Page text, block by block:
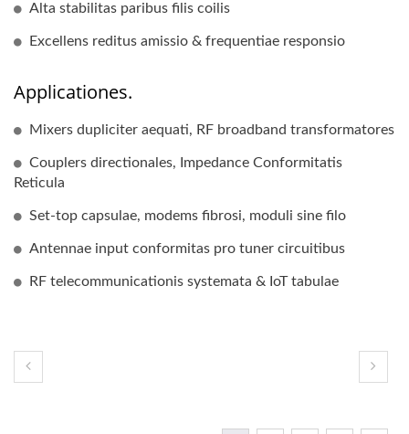
Alta stabilitas paribus filis coilis
Excellens reditus amissio & frequentiae responsio
Applicationes.
Mixers dupliciter aequati, RF broadband transformatores
Couplers directionales, Impedance Conformitatis
Reticula
Set-top capsulae, modems fibrosi, moduli sine filo
Antennae input conformitas pro tuner circuitibus
RF telecommunicationis systemata & IoT tabulae